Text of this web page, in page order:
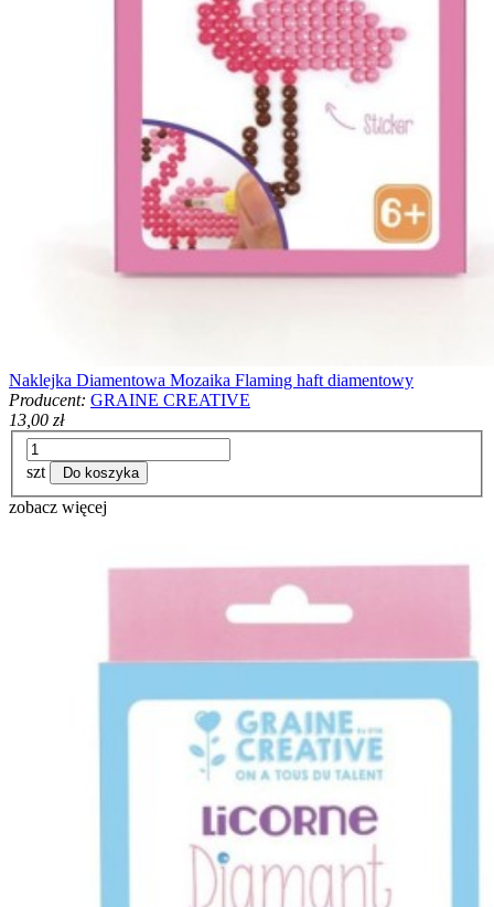
Naklejka Diamentowa Mozaika Flaming haft diamentowy
Producent: GRAINE CREATIVE
13,00 zł
szt Do koszyka
zobacz więcej